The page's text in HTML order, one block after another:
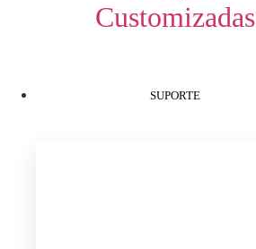
Customizadas
SUPORTE